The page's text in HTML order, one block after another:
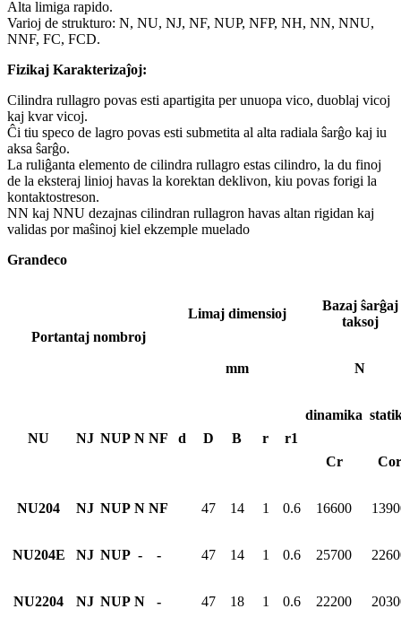
Alta limiga rapido.
Varioj de strukturo: N, NU, NJ, NF, NUP, NFP, NH, NN, NNU,
NNF, FC, FCD.
Fizikaj Karakterizaĵoj:
Cilindra rullagro povas esti apartigita per unuopa vico, duoblaj vicoj
kaj kvar vicoj.
Ĉi tiu speco de lagro povas esti submetita al alta radiala ŝarĝo kaj iu
aksa ŝarĝo.
La ruliĝanta elemento de cilindra rullagro estas cilindro, la du finoj
de la eksteraj linioj havas la korektan deklivon, kiu povas forigi la
kontaktostreson.
NN kaj NNU dezajnas cilindran rullagron havas altan rigidan kaj
validas por maŝinoj kiel ekzemple muelado
Grandeco
Portantaj nombroj
Limaj dimensioj
Bazaj ŝarĝaj
taksoj
mm N
NU NJ NUP N NF d D B r r1
dinamika
Cr Cor
NU204 NJ NUP N NF 47 14 1 0.6 16600
NU204E NJ NUP - - 47 14 1 0.6 25700
NU2204 NJ NUP N - 47 18 1 0.6 22200